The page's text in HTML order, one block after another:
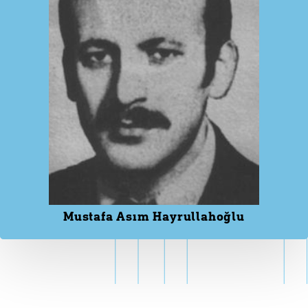
Mustafa Asım Hayrullahoğlu